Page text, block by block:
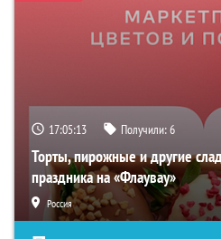
17:05:12 Получили:6
Торты, пирожные и другие
праздника на «Флаувау»
Россия